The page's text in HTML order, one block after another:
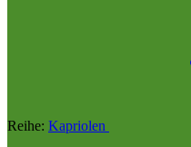
Reihe: Kapriolen